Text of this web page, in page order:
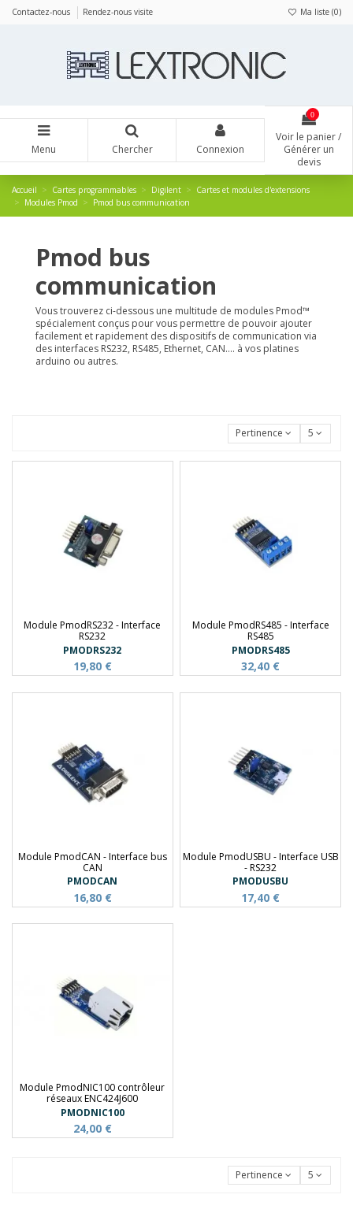
Contactez-nous Rendez-nous visite Ma liste (0)
Menu Chercher Connexion
0
Voir le panier /
Générer un
devis
Accueil Cartes programmables Digilent
Cartes et modules d'extensions
Modules Pmod
Pmod bus communication
Pmod bus
communication
Vous trouverez ci-dessous une multitude de modules Pmod™
spécialement conçus pour vous permettre de pouvoir ajouter
facilement et rapidement des dispositifs de communication via
des interfaces RS232, RS485, Ethernet, CAN.... à vos platines
arduino ou autres.
Pertinence 5
Module PmodRS232 - Interface
RS232
PMODRS232
19,80 €
Module PmodRS485 - Interface
RS485
PMODRS485
32,40 €
Module PmodCAN - Interface bus
CAN
PMODCAN
16,80 €
Module PmodUSBU - Interface USB
- RS232
PMODUSBU
17,40 €
Module PmodNIC100 contrôleur
réseaux ENC424J600
PMODNIC100
24,00 €
Pertinence 5
Panneau de gestion des cookies